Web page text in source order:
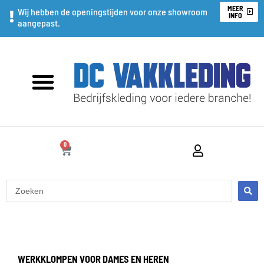
Ga
naar
Wij hebben de openingstijden voor onze showroom
aangepast.
MEER
INFO
0
WINKELWAGEN
Search
...
WERKKLOMPEN VOOR DAMES EN HEREN